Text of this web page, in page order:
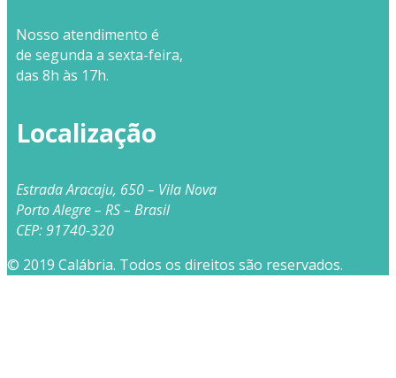
Nosso atendimento é
de segunda a sexta-feira,
das 8h às 17h.
Localização
Estrada Aracaju, 650 – Vila Nova
Porto Alegre – RS – Brasil
CEP: 91740-320
© 2019 Calábria. Todos os direitos são reservados.